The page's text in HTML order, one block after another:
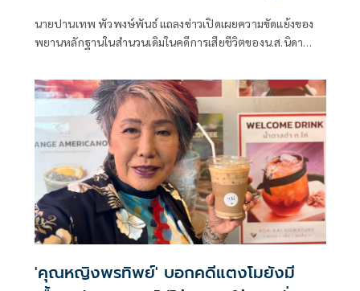
นายปานเทพ พัวพงษ์พันธ์ แถลงข่าวเปิดเผยความขัดแย้งของ
พยานหลักฐานในสำนวนเดิมในคดีการเสียชีวิตของน.ส.นิดา
พิกัดดาวเทียม และรายงานดิจิทัลที่มีความหนากว่า 1,300 หน้า
ยื่นตรงต่ออธิบดีกรมสอบสวนคดีพิเศษ (ดีเอสไอ)
'คุณหญิงพรทิพย์' บอกคดีแตงโมยังมี